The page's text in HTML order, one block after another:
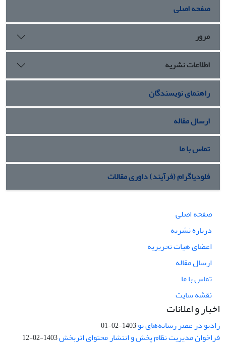
صفحه اصلی
مرور
اطلاعات نشریه
راهنمای نویسندگان
ارسال مقاله
تماس با ما
فلودیاگرام (فرآیند) داوری مقالات
صفحه اصلی
درباره نشریه
اعضای هیات تحریریه
ارسال مقاله
تماس با ما
نقشه سایت
اخبار و اعلانات
رادیو در عصر رسانه‌های نو1403-02-01
فراخوان مدیریت نظام پخش و انتشار محتوای اثربخش1403-02-12